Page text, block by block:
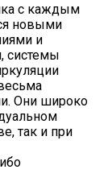
с каждым
новыми
и
системы
Они широко
так и при